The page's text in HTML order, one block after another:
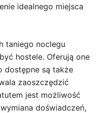
idealnego miejsca
taniego noclegu
hostele. Oferują one
dostępne są także
zaoszczędzić
jest możliwość
doświadczeń,